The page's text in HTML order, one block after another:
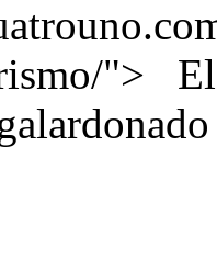
"> El